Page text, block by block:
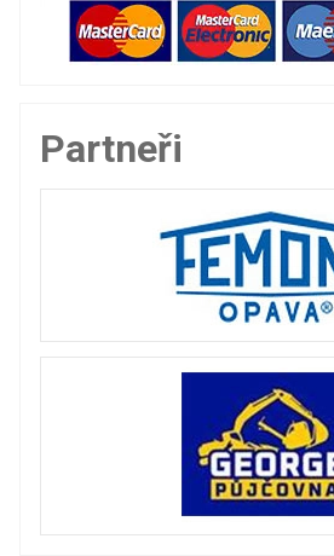
Partneři